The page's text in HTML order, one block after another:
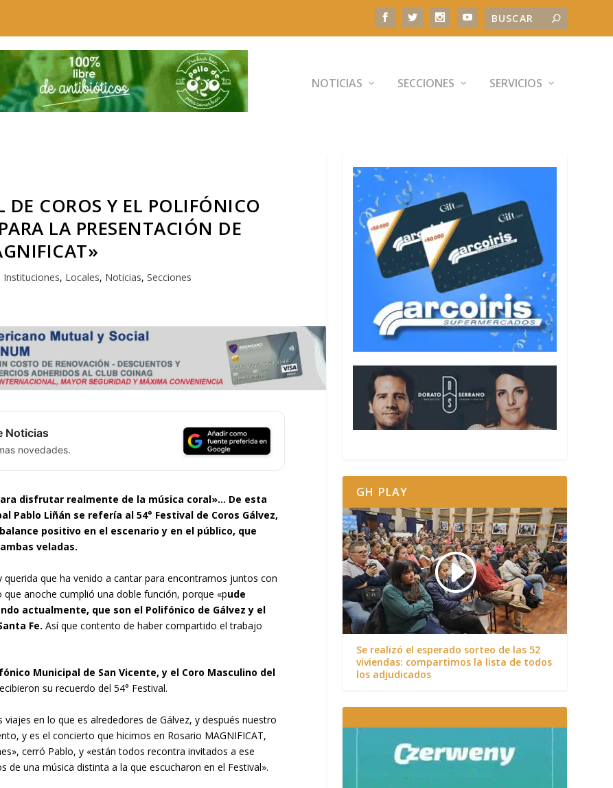
NOTICIAS SECCIONES SERVICIOS
DE COROS Y EL POLIFÓNICO
LA PRESENTACIÓN DE
Instituciones, Locales, Noticias,Secciones
Noticias
novedades.
disfrutar realmente de la música coral»… De esta
Pablo Liñán se refería al 54° Festival de Coros Gálvez,
positivo en el escenario y en el público, que
veladas.
que ha venido a cantar para encontrarnos juntos con
anoche cumplió una doble función, porque «pude
actualmente, que son el Polifónico de Gálvez y el
Fe. Así que contento de haber compartido el trabajo
Municipal de San Vicente, y el Coro Masculino del
su recuerdo del 54° Festival.
en lo que es alrededores de Gálvez, y después nuestro
y es el concierto que hicimos en Rosario MAGNIFICAT,
cerró Pablo, y «están todos recontra invitados a ese
una música distinta a la que escucharon en el Festival».
GH PLAY
Se realizó el esperado sorteo de las 52
viviendas: compartimos la lista de todos
los adjudicados